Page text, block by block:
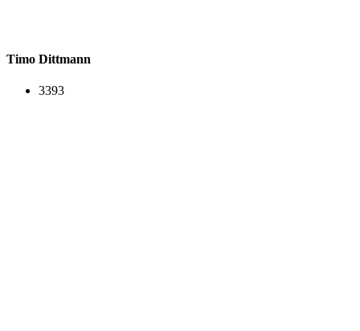
Timo Dittmann
3393